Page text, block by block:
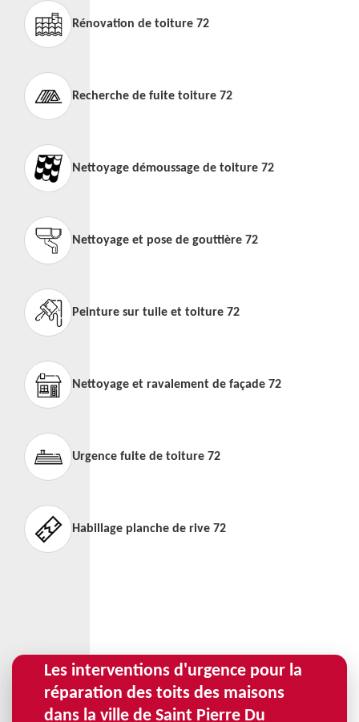
Rénovation de toiture 72
Recherche de fuite toiture 72
Nettoyage démoussage de toiture 72
Nettoyage et pose de gouttière 72
Peinture sur tuile et toiture 72
Nettoyage et ravalement de façade 72
Urgence fuite de toiture 72
Habillage planche de rive 72
Les interventions d'urgence pour la
réparation des toits des maisons
dans la ville de Saint Pierre Du